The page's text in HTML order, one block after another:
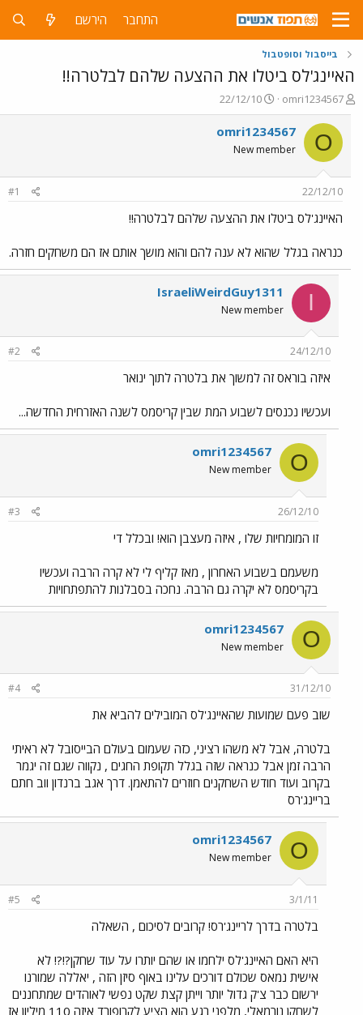
התחבר הירשם
בייסבול וסופטבול
האיינג'לס ביטלו את ההצעה שלהם לבלטרה!!
פ
ו
ת
ח
ה
ו
ש
א
omri1234567
פ
ו
ר
ם
ר
22/12/10
O
omri1234567
New member
22/12/10
#1
האיינג'לס ביטלו את ההצעה שלהם לבלטרה!!
כנראה בגלל שהוא לא ענה להם והוא מושך אותם אז הם משחקים חזרה.
I
IsraeliWeirdGuy1311
New member
24/12/10
#2
איזה בוראס זה למשוך את בלטרה לתוך ינואר
ועכשיו נכנסים לשבוע המת שבין קריסמס לשנה האזרחית החדשה...
O
omri1234567
New member
26/12/10
#3
זו המומחיות שלו , איזה מעצבן הוא! ובכלל די
משעמם בשבוע האחרון , מאז קליף לי לא קרה הרבה ועכשיו
בקריסמס לא יקרה גם הרבה. נחכה בסבלנות להתפתחויות
O
omri1234567
New member
31/12/10
#4
שוב פעם שמועות שהאיינג'לס המובילים להביא את
בלטרה, אבל לא משהו רציני, כזה שעמום בעולם הבייסובל לא ראיתי
הרבה זמן אבל כנראה שזה בגלל תקופת החגים , נקווה שגם זה יגמר
בקרוב ועוד חודש השחקנים חוזרים להתאמן. דרך אגב ברנדון ווב חתם
בריינג'רס
O
omri1234567
New member
3/1/11
#5
בלטרה בדרך לריינג'רס! קרובים לסיכום , השאלה
היא האם האיינג'לס ילחמו או שהם יותרו על עוד שחקן?!?! לא
אישית נמאס שכולם דורכים עלינו באוף סיזן הזה , יאללה שמורנו
ירשום כבר צ'ק גדול יותר וייתן קצת שקט נפשי לאוהדים שמתחננים
לשחקן נורמאלי, מלפני רגע הוא הציע לקרופורד איזה 110 מיליון אז